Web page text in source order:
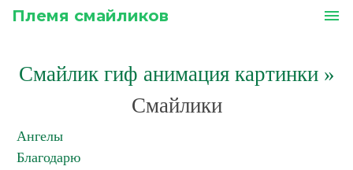
Племя смайликов menu
Смайлик гиф анимация картинки»
Смайлики
Ангелы
Благодарю